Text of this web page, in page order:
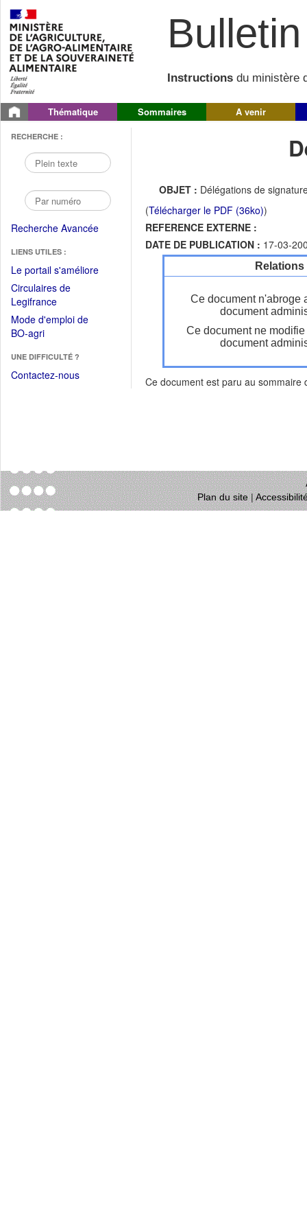
Instructions du ministère
Thématique Sommaires A venir
RECHERCHE :
Recherche Avancée
LIENS UTILES :
Le portail s'améliore(Fichier
Circulaires de
Legifrance(Ouvrir
dans
une
fenêtre)
Mode d'emploi de
BO-agri(Ouvrir
une
nouvelle
UNE DIFFICULTÉ ?
Contactez-nous
OBJET : Délégations de
(Télécharger le PDF (36ko))
REFERENCE EXTERNE :
DATE DE PUBLICATION : 17-03-
Ce document n'abroge
document
Ce document ne
document
Ce document est paru au sommaire
Plan du site|